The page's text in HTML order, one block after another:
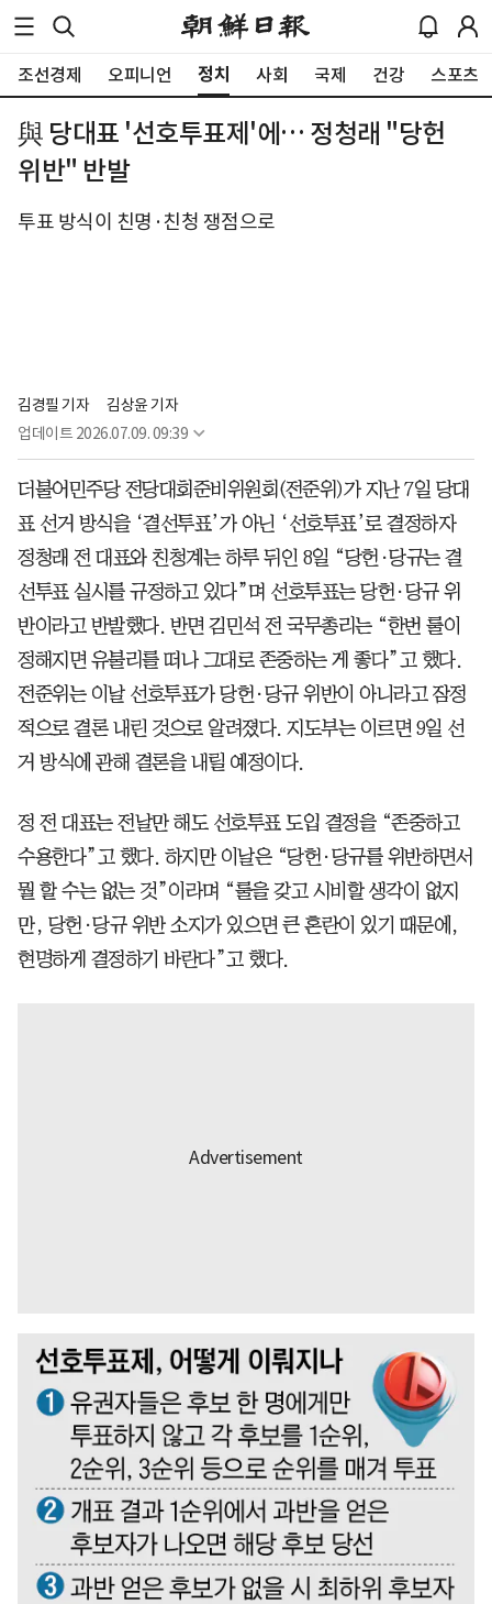
조선경제 오피니언 정치 사회 국제 건강 스포츠
與 당대표 '선호투표제'에… 정청래 "당헌
위반" 반발
투표 방식이 친명·친청 쟁점으로
김경필 기자
김상윤 기자
업데이트 2026.07.09. 09:39
더불어민주당 전당대회준비위원회(전준위)가 지난 7일 당대
표 선거 방식을 ‘결선투표’가 아닌 ‘선호투표’로 결정하자
정청래 전 대표와 친청계는 하루 뒤인 8일 “당헌·당규는 결
선투표 실시를 규정하고 있다”며 선호투표는 당헌·당규 위
반이라고 반발했다. 반면 김민석 전 국무총리는 “한번 룰이
정해지면 유불리를 떠나 그대로 존중하는 게 좋다”고 했다.
전준위는 이날 선호투표가 당헌·당규 위반이 아니라고 잠정
적으로 결론 내린 것으로 알려졌다. 지도부는 이르면 9일 선
거 방식에 관해 결론을 내릴 예정이다.
정 전 대표는 전날만 해도 선호투표 도입 결정을 “존중하고
수용한다”고 했다. 하지만 이날은 “당헌·당규를 위반하면서
뭘 할 수는 없는 것”이라며 “룰을 갖고 시비할 생각이 없지
만, 당헌·당규 위반 소지가 있으면 큰 혼란이 있기 때문에,
현명하게 결정하기 바란다”고 했다.